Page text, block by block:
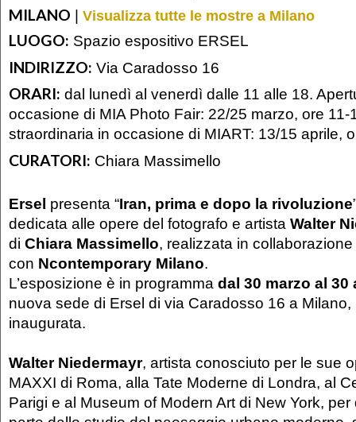
MILANO | Visualizza tutte le mostre a Milano
LUOGO: Spazio espositivo ERSEL
INDIRIZZO: Via Caradosso 16
ORARI: dal lunedì al venerdì dalle 11 alle 18.
occasione di MIA Photo Fair: 22/25 marzo, ore 11-
straordinaria in occasione di MIART: 13/15 aprile,
CURATORI: Chiara Massimello
Ersel presenta “Iran, prima e dopo la rivoluzione
dedicata alle opere del fotografo e artista Walter
di Chiara Massimello, realizzata in collaborazione
con Ncontemporary Milano.
L’esposizione è in programma dal 30 marzo al 30
nuova sede di Ersel di via Caradosso 16 a
inaugurata.
Walter Niedermayr, artista conosciuto per le sue
MAXXI di Roma, alla Tate Moderne di Londra, al
Parigi e al Museum of Modern Art di New York,